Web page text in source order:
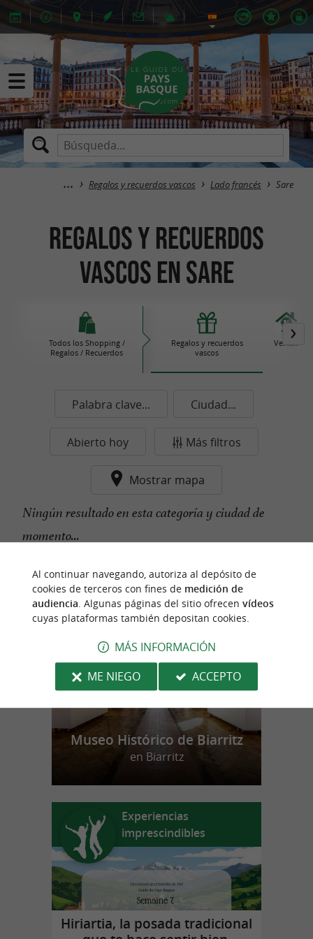
Regalos y recuerdos vascos Lado francés Sare
Regalos y recuerdos
vascos en Sare
Todos los Shopping /
Regalos / Recuerdos
Regalos y recuerdos
vascos
Ventas
Palabra clave... Ciudad...
Abierto hoy Más filtros
Mostrar mapa
Ningún resultado en esta categoría y ciudad de
momento...
n
u
e
s
t
r
o
f
a
v
o
r
i
t
o
Museo Histórico de Biarritz
en Biarritz
Experiencias
imprescindibles
Hiriartia, la posada tradicional
Al continuar navegando, autoriza al depósito de
cookies de terceros con fines de medición de
audiencia . Algunas páginas del sitio ofrecen vídeos
cuyas plataformas también depositan cookies.
MÁS INFORMACIÓN
ME NIEGO
ACCEPTO